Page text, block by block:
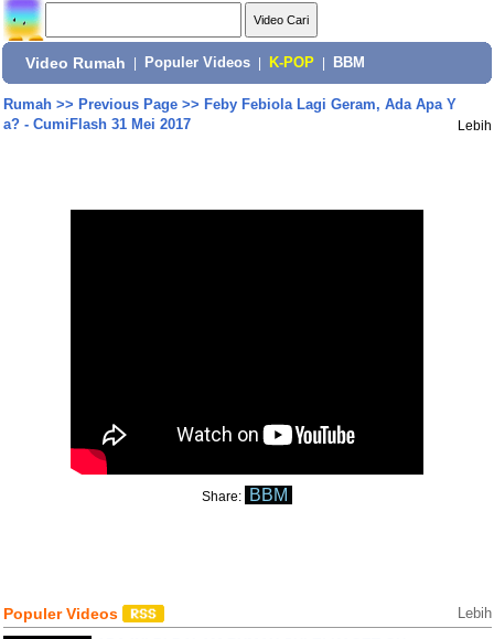
Video Rumah Populer Videos K-POP BBM
Rumah>> Previous Page>> Feby Febiola Lagi Geram, Ada Apa Y
a? - CumiFlash 31 Mei 2017
Lebih
Share: BBM
Populer Videos Lebih